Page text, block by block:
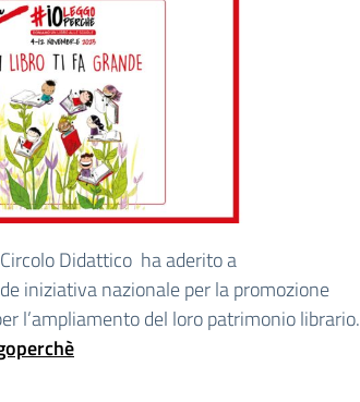
Didattico ha aderito a
iniziativa nazionale per la promozione
l’ampliamento del loro patrimonio librario.